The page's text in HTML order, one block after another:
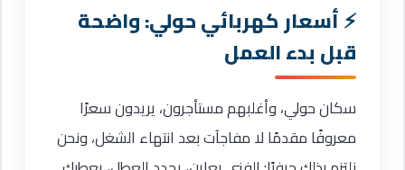
أسعار كهربائي حولي: واضحة
قبل بدء العمل
سكان حولي، وأغلبهم مستأجرون، يريدون سعرًا
معروفًا مقدمًا لا مفاجآت بعد انتهاء الشغل، ونحن